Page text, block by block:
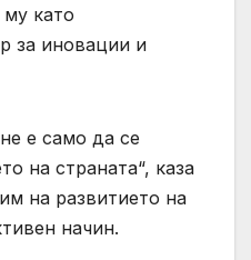
като
за иновации и
е само да се
на страната“, каза
на развитието на
начин.